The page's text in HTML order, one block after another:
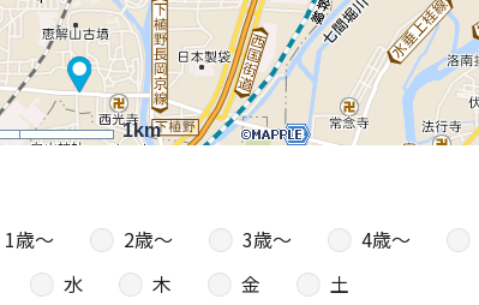
1km
1歳〜 2歳〜 3歳〜 4歳〜
水 木 金
土